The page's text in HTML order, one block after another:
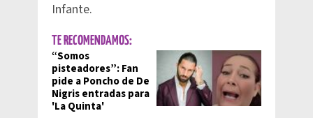
Infante.
TE RECOMENDAMOS:
“Somos
pisteadores”: Fan
pide a Poncho de De
Nigris entradas para
'La Quinta'